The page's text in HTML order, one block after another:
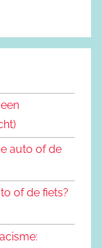
auto of de
of de fiets?